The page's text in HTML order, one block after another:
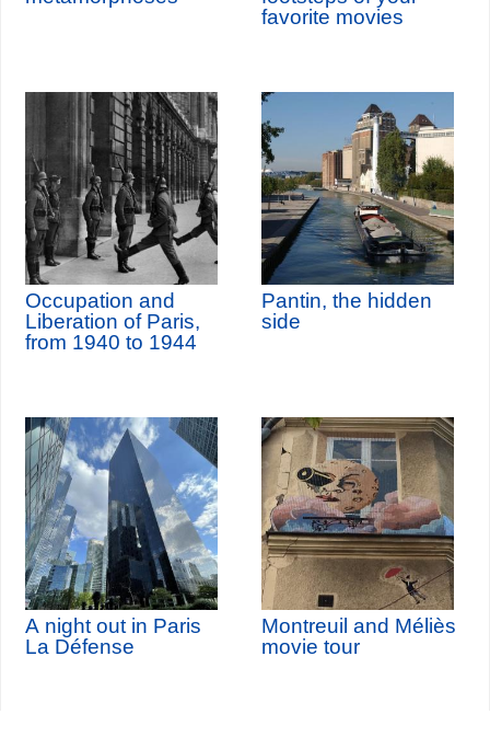
favorite movies
Occupation and
Liberation of Paris,
from 1940 to 1944
Pantin, the hidden
side
A night out in Paris
La Défense
Montreuil and Méliès
movie tour